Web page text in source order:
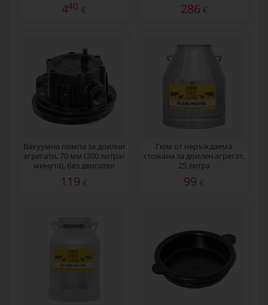
440 € 286 €
Вакуумна помпа за доилни
агрегати, 70 мм (200 литра/
минута), без двигател
119 €
Гюм от неръждаема
стомана за доилен агрегат,
25 литра
99 €